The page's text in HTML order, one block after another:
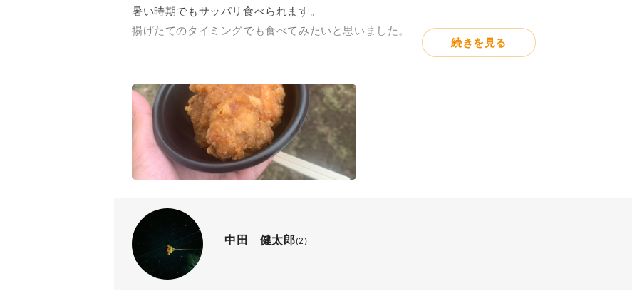
暑い時期でもサッパリ食べられます。
揚げたてのタイミングでも食べてみたいと思いました。
続きを見る
中田 健太郎(2)